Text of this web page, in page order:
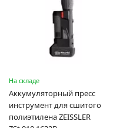
На складе
Аккумуляторный пресс
инструмент для сшитого
полиэтилена ZEISSLER